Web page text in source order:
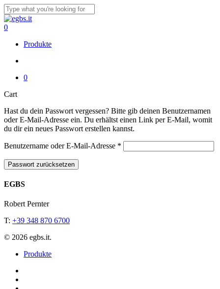
Skip
to
main
Close
Search
account
0
Produkte
0
CartClose
Hast du dein Passwort vergessen? Bitte gib deinen Benutzernamen
oder E-Mail-Adresse ein. Du erhältst einen Link per E-Mail, womit
du dir ein neues Passwort erstellen kannst.
Benutzername oder E-Mail-Adresse *
Passwort zurücksetzen
EGBS
Robert Pernter
T: +39 348 870 6700
© 2026 egbs.it.
Close
Produkte